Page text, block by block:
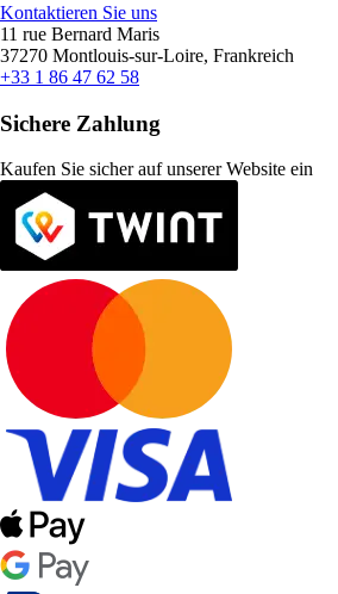
Kontaktieren Sie uns
11 rue Bernard Maris
37270 Montlouis-sur-Loire, Frankreich
+33 1 86 47 62 58
Sichere Zahlung
Kaufen Sie sicher auf unserer Website ein